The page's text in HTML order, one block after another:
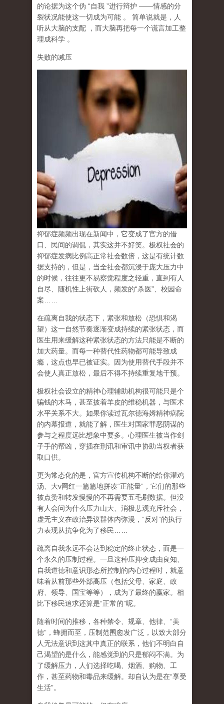
的论据为这个伪 “自我 ”进行辩护 ——情感的分
裂状况能使这一切成为可能 。 简单说就是， 人
听从大脑的支配
，而大脑再把每一个谎言加工整
理成科学 。
失败的减压
抑郁症频频出现在新闻中，它变成了官方的借
口、民间的调侃，其实这并不好笑。极权社会的
抑郁症发病比例高正常社会数倍，这是有统计数
据支持的，但是，当全社会都沉浸于庞大压力中
的时候，往往更不易察觉程度之轻重，直到有人
自尽、随机性上街砍人，频发的“杀医” 、校园命
案
在疏离自我的状态下，紧张和放松（恐惧和渴
望）这一自然节奏逐渐变成持续的紧张状态，而
医生用来缓解这种紧张状态的方法只能是不断的
加大药量。而每一种替代性药物都可能导致成
瘾，这点也早已被证实。因为使用替代手段并不
会使人真正放松，最后不得不持续重复地干预。
极权社会设立的精神心理辅助机构很可能只是个
骗钱的木马，甚至披着羊皮的维稳机器，与医术
水平关系不大。如果你读过瓦尔德海姆精神病院
的内幕报道，就能了解，医生对国家罪恶阴谋的
参与之程度远比想象中要多。心理医生被当作刽
子手的帮凶，穿插在刑讯和审讯中协助当权者获
取口供。
更为常态化的是，官方宣传机构不断的给你灌鸡
汤、大v网红一篇篇地拼凑“正能量” ，它们的那些
被点赞和转发慢慢的不再需要五毛刷数据。但没
有人会问为什么压力山大、消极悲观充斥社会，
虚无主义在政治异议群体内弥漫， “反对”的执行
力表现从抗争化为了移民
疏离自我永远不会达到稳定的终止状态，而是一
个永久的压制过程。一旦这种压抑变成由良知、
自我道德和意识形态所控制的内心过程时，就意
味着从前那些外部高压（包括父母、家庭、政
府、领导、国宝等等），成为了最终的赢家。相
比下移民追求还算是“正常的”呢。
随着时间的推移，各种禁令、规章、他律、 “美
德” ，蜂拥而至，压制范围愈发广泛，以致大部分
人无法意识到这其中真正的联系，他们不明白自
己渴望的是什么，能感觉到的只是郁闷不满。为
了缓解压力，人们选择吃喝、烟酒、购物、工
作，甚至药物和毒品来缓解。却自认为是在“享受
生活”。